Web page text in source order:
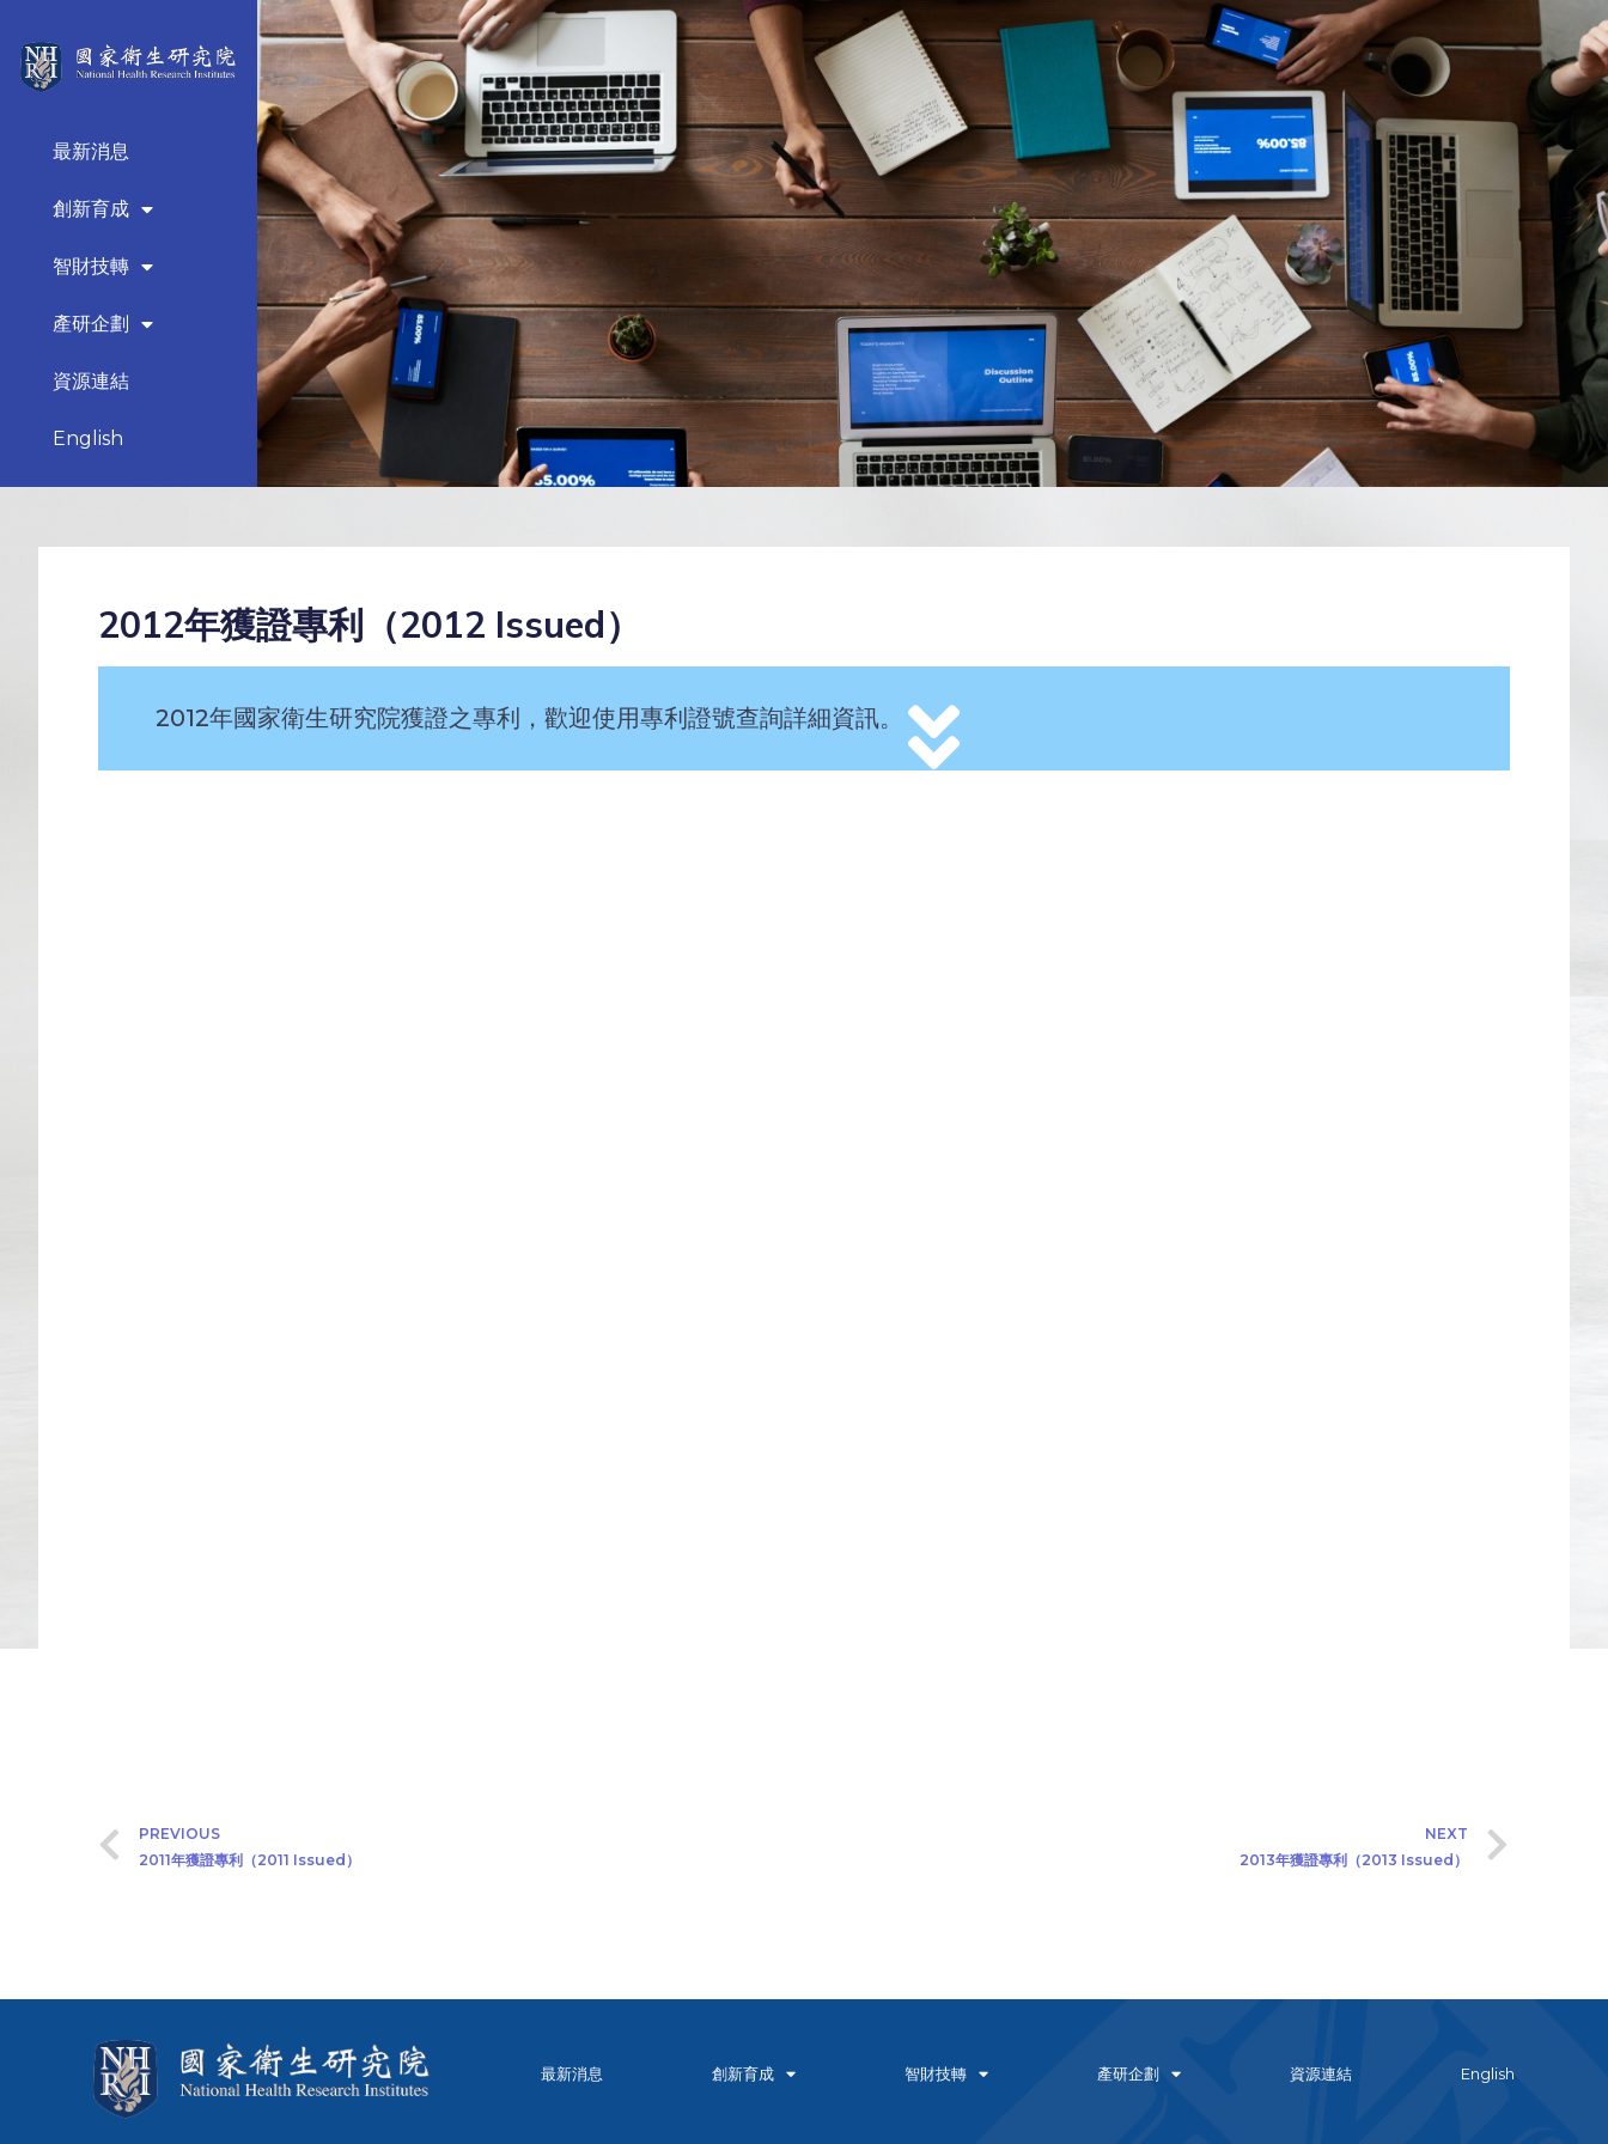
最新消息
創新育成
智財技轉
產研企劃
資源連結
English
2012年獲證專利（2012 Issued）
2012年國家衛生研究院獲證之專利，歡迎使用專利證號查詢詳細資訊。
PREVIOUS
2011年獲證專利（2011 Issued）
NEXT
2013年獲證專利（2013 Issued）
最新消息 創新育成 智財技轉 產研企劃 資源連結 English